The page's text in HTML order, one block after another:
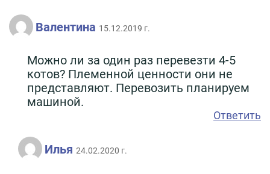
Валентина 15.12.2019 г.
Можно ли за один раз перевезти 4-5
котов? Племенной ценности они не
представляют. Перевозить планируем
машиной.
Ответить
Илья 24.02.2020 г.